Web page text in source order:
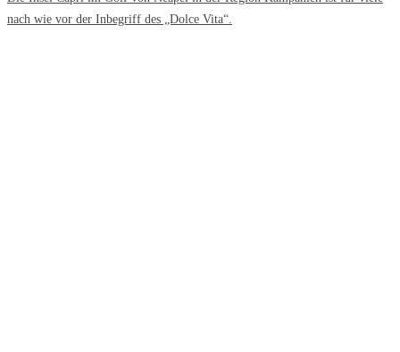
nach wie vor der Inbegriff des „Dolce Vita“.